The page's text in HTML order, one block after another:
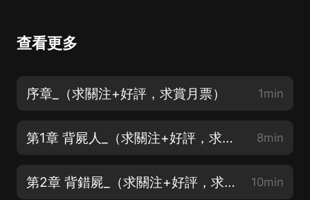
查看更多
序章_（求關注+好評，求賞月票） 1min
第1章 背屍人_（求關注+好評，求賞月票） 8min
第2章 背錯屍_（求關注+好評，求賞月票） 10min